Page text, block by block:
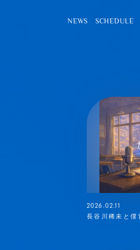
NEWS SCHEDULE
2026.02.11
長谷川稀未と僕